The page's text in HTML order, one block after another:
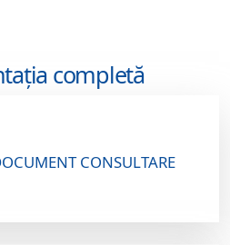
completă
CONSULTARE